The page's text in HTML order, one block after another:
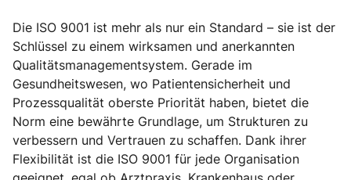
Die ISO 9001 ist mehr als nur ein Standard – sie ist der
Schlüssel zu einem wirksamen und anerkannten
Qualitätsmanagementsystem. Gerade im
Gesundheitswesen, wo Patientensicherheit und
Prozessqualität oberste Priorität haben, bietet die
Norm eine bewährte Grundlage, um Strukturen zu
verbessern und Vertrauen zu schaffen. Dank ihrer
Flexibilität ist die ISO 9001 für jede Organisation